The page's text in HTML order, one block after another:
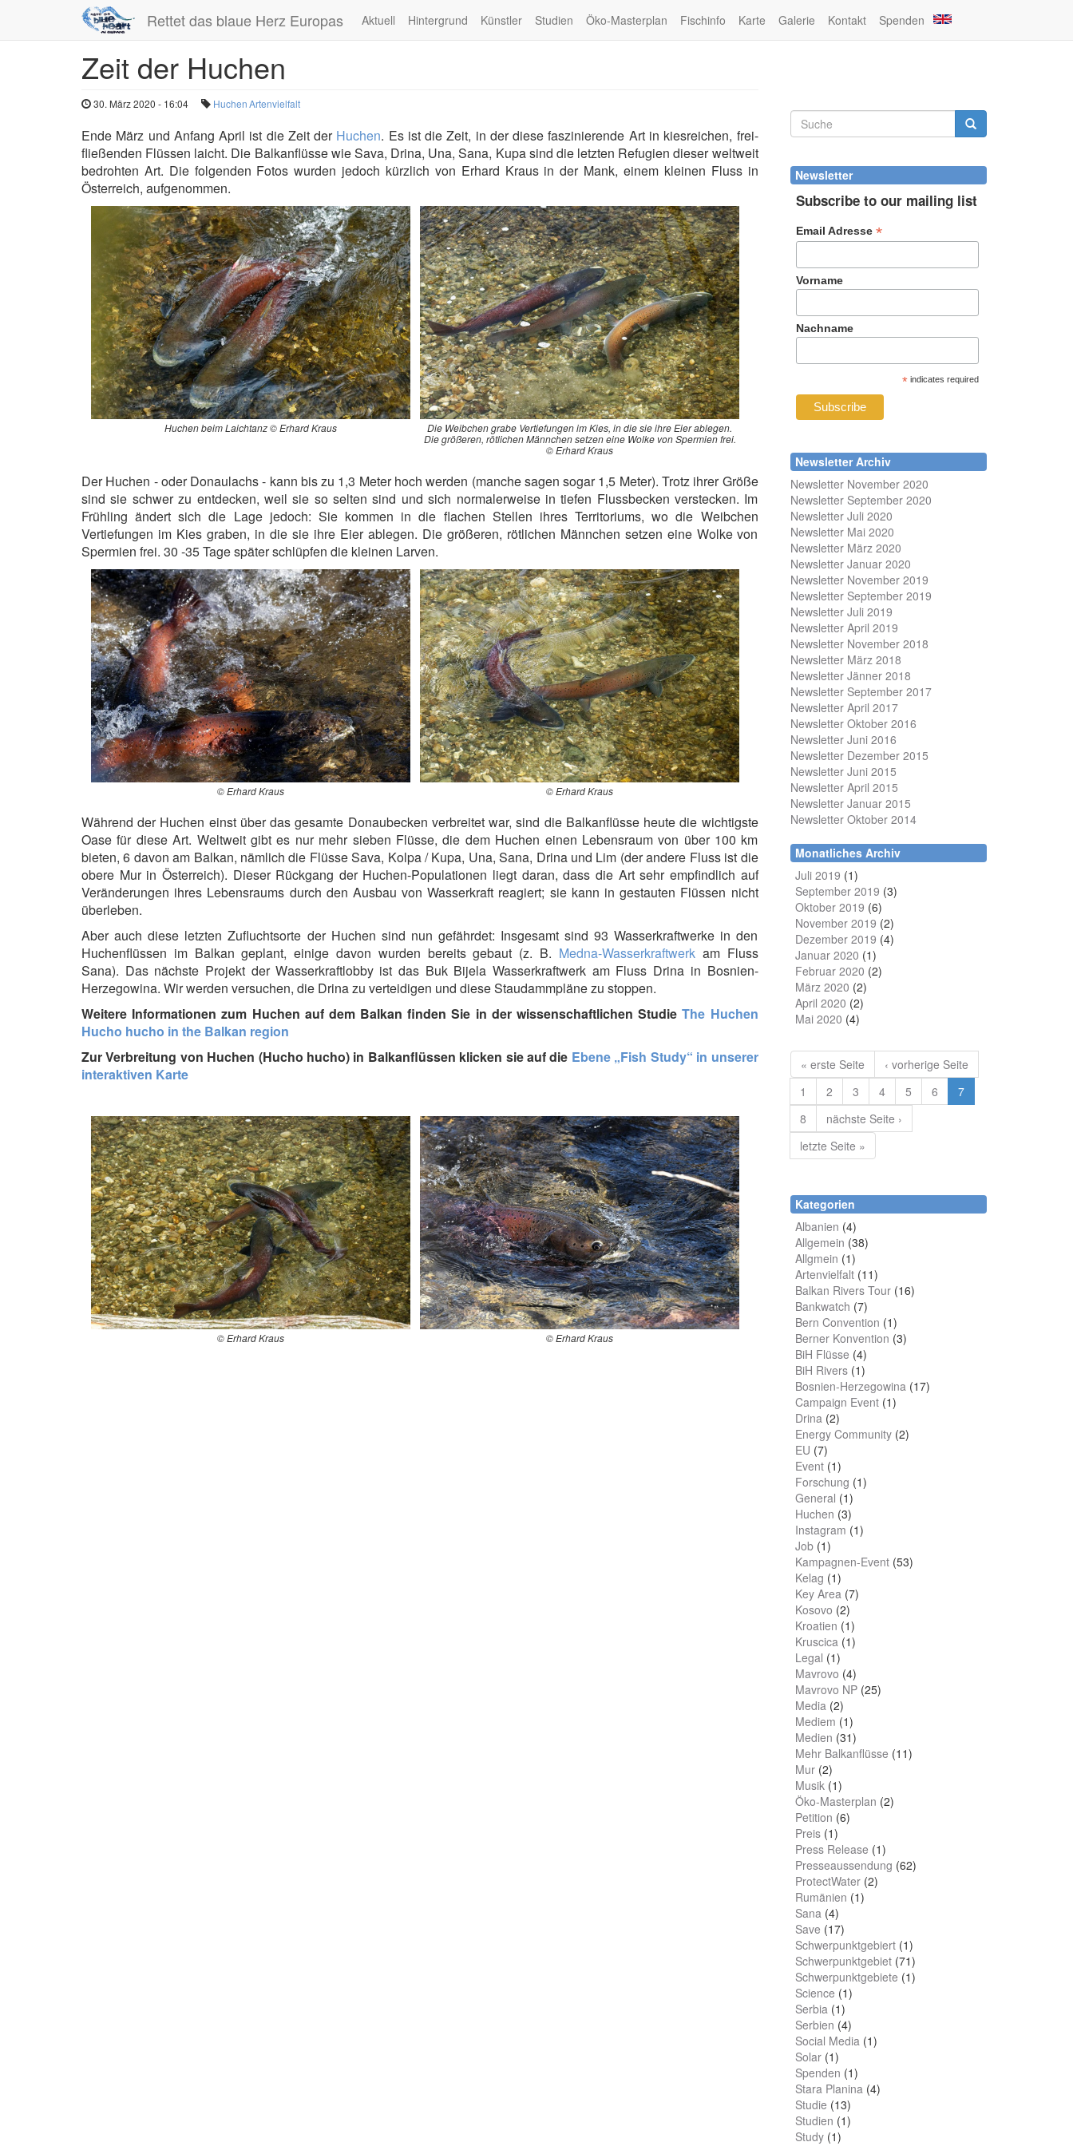
Rettet das blaue Herz Europas Aktuell Hintergrund Künstler Studien Öko-Masterplan Fischinfo Karte Galerie Kontakt Spenden
Zeit der Huchen
30. März 2020 - 16:04 HuchenArtenvielfalt
Ende März und Anfang April ist die Zeit der Huchen. Es ist die Zeit, in der diese faszinierende Art in kiesreichen, frei-
fließenden Flüssen laicht. Die Balkanflüsse wie Sava, Drina, Una, Sana, Kupa sind die letzten Refugien dieser weltweit
bedrohten Art. Die folgenden Fotos wurden jedoch kürzlich von Erhard Kraus in der Mank, einem kleinen Fluss in
Österreich, aufgenommen.
Huchen beim Laichtanz © Erhard Kraus
Die Weibchen grabe Vertiefungen im Kies, in die sie ihre Eier ablegen.
Die größeren, rötlichen Männchen setzen eine Wolke von Spermien frei.
© Erhard Kraus
Der Huchen - oder Donaulachs - kann bis zu 1,3 Meter hoch werden (manche sagen sogar 1,5 Meter). Trotz ihrer Größe
sind sie schwer zu entdecken, weil sie so selten sind und sich normalerweise in tiefen Flussbecken verstecken. Im
Frühling ändert sich die Lage jedoch: Sie kommen in die flachen Stellen ihres Territoriums, wo die Weibchen
Vertiefungen im Kies graben, in die sie ihre Eier ablegen. Die größeren, rötlichen Männchen setzen eine Wolke von
Spermien frei. 30 -35 Tage später schlüpfen die kleinen Larven.
© Erhard Kraus © Erhard Kraus
Während der Huchen einst über das gesamte Donaubecken verbreitet war, sind die Balkanflüsse heute die wichtigste
Oase für diese Art. Weltweit gibt es nur mehr sieben Flüsse, die dem Huchen einen Lebensraum von über 100 km
bieten, 6 davon am Balkan, nämlich die Flüsse Sava, Kolpa / Kupa, Una, Sana, Drina und Lim (der andere Fluss ist die
obere Mur in Österreich). Dieser Rückgang der Huchen-Populationen liegt daran, dass die Art sehr empfindlich auf
Veränderungen ihres Lebensraums durch den Ausbau von Wasserkraft reagiert; sie kann in gestauten Flüssen nicht
überleben.
Aber auch diese letzten Zufluchtsorte der Huchen sind nun gefährdet: Insgesamt sind 93 Wasserkraftwerke in den
Huchenflüssen im Balkan geplant, einige davon wurden bereits gebaut (z. B. Medna-Wasserkraftwerkam Fluss
Sana). Das nächste Projekt der Wasserkraftlobby ist das Buk Bijela Wasserkraftwerk am Fluss Drina in Bosnien-
Herzegowina. Wir werden versuchen, die Drina zu verteidigen und diese Staudammpläne zu stoppen.
Weitere Informationen zum Huchen auf dem Balkan finden Sie in der wissenschaftlichen StudieThe Huchen
Hucho hucho in the Balkan region
Zur Verbreitung von Huchen (Hucho hucho) in Balkanflüssen klicken sie auf die Ebene „Fish Study“ in unserer
interaktiven Karte
© Erhard Kraus © Erhard Kraus
Suchformular
Newsletter
Subscribe to our mailing list
Email Adresse *
Vorname
Nachname
* indicates required
Newsletter Archiv
Newsletter November 2020
Newsletter September 2020
Newsletter Juli 2020
Newsletter Mai 2020
Newsletter März 2020
Newsletter Januar 2020
Newsletter November 2019
Newsletter September 2019
Newsletter Juli 2019
Newsletter April 2019
Newsletter November 2018
Newsletter März 2018
Newsletter Jänner 2018
Newsletter September 2017
Newsletter April 2017
Newsletter Oktober 2016
Newsletter Juni 2016
Newsletter Dezember 2015
Newsletter Juni 2015
Newsletter April 2015
Newsletter Januar 2015
Newsletter Oktober 2014
Monatliches Archiv
Juli 2019 (1)
September 2019 (3)
Oktober 2019 (6)
November 2019 (2)
Dezember 2019 (4)
Januar 2020 (1)
Februar 2020 (2)
März 2020 (2)
April 2020 (2)
Mai 2020 (4)
« erste Seite
‹ vorherige Seite
1
2 3 4 5 6
7
8
nächste Seite ›
letzte Seite »
Kategorien
Albanien (4)
Allgemein (38)
Allgmein (1)
Artenvielfalt (11)
Balkan Rivers Tour (16)
Bankwatch (7)
Bern Convention (1)
Berner Konvention (3)
BiH Flüsse (4)
BiH Rivers (1)
Bosnien-Herzegowina (17)
Campaign Event (1)
Drina (2)
Energy Community (2)
EU (7)
Event (1)
Forschung (1)
General (1)
Huchen (3)
Instagram (1)
Job (1)
Kampagnen-Event (53)
Kelag (1)
Key Area (7)
Kosovo (2)
Kroatien (1)
Kruscica (1)
Legal (1)
Mavrovo (4)
Mavrovo NP (25)
Media (2)
Mediem (1)
Medien (31)
Mehr Balkanflüsse (11)
Mur (2)
Musik (1)
Öko-Masterplan (2)
Petition (6)
Preis (1)
Press Release (1)
Presseaussendung (62)
ProtectWater (2)
Rumänien (1)
Sana (4)
Save (17)
Schwerpunktgebiert (1)
Schwerpunktgebiet (71)
Schwerpunktgebiete (1)
Science (1)
Serbia (1)
Serbien (4)
Social Media (1)
Solar (1)
Spenden (1)
Stara Planina (4)
Studie (13)
Studien (1)
Study (1)